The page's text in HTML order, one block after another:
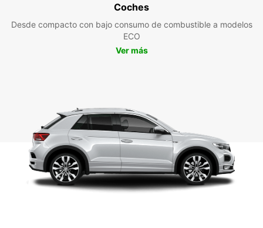
Coches
Desde compacto con bajo consumo de combustible a modelos
ECO
Ver más